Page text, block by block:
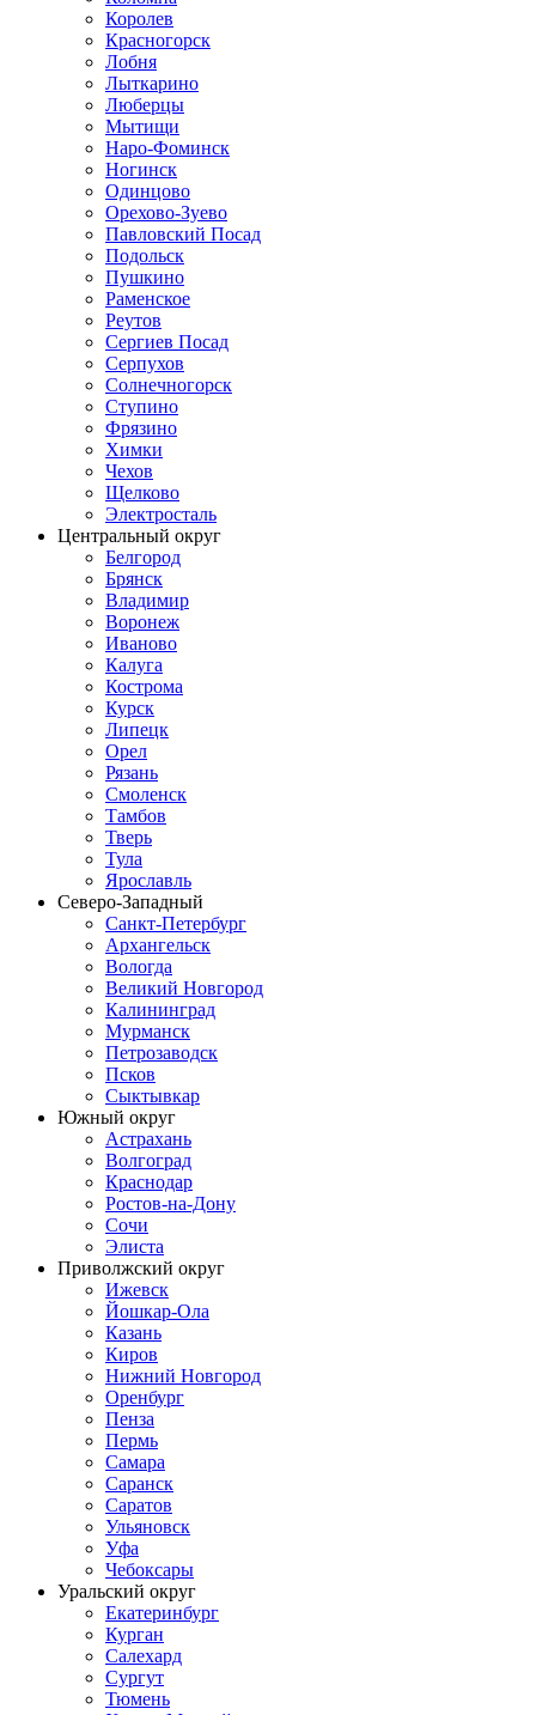
Королев
Красногорск
Лобня
Лыткарино
Люберцы
Мытищи
Наро-Фоминск
Ногинск
Одинцово
Орехово-Зуево
Павловский Посад
Подольск
Пушкино
Раменское
Реутов
Сергиев Посад
Серпухов
Солнечногорск
Ступино
Фрязино
Химки
Чехов
Щелково
Электросталь
Центральный округ
Белгород
Брянск
Владимир
Воронеж
Иваново
Калуга
Кострома
Курск
Липецк
Орел
Рязань
Смоленск
Тамбов
Тверь
Тула
Ярославль
Северо-Западный
Санкт-Петербург
Архангельск
Вологда
Великий Новгород
Калининград
Мурманск
Петрозаводск
Псков
Сыктывкар
Южный округ
Астрахань
Волгоград
Краснодар
Ростов-на-Дону
Сочи
Элиста
Приволжский округ
Ижевск
Йошкар-Ола
Казань
Киров
Нижний Новгород
Оренбург
Пенза
Пермь
Самара
Саранск
Саратов
Ульяновск
Уфа
Чебоксары
Уральский округ
Екатеринбург
Курган
Салехард
Сургут
Тюмень